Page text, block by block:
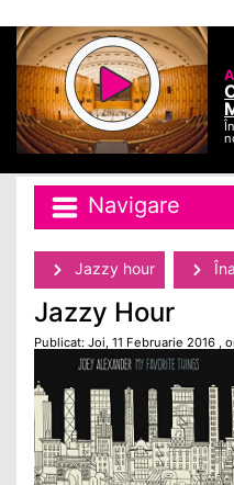
Navigare
Jazzy hour
Jazzy Hour
Publicat: Joi, 11 Februarie 2016 ,